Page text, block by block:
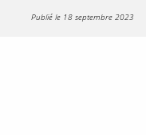
Publié le 18 septembre 2023